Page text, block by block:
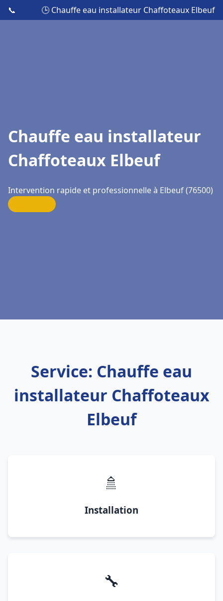
📞 🕒 Chauffe eau installateur Chaffoteaux Elbeuf
Chauffe eau installateur
Chaffoteaux Elbeuf
Intervention rapide et professionnelle à Elbeuf (76500)
Service: Chauffe eau
installateur Chaffoteaux
Elbeuf
🚿
Installation
🔧